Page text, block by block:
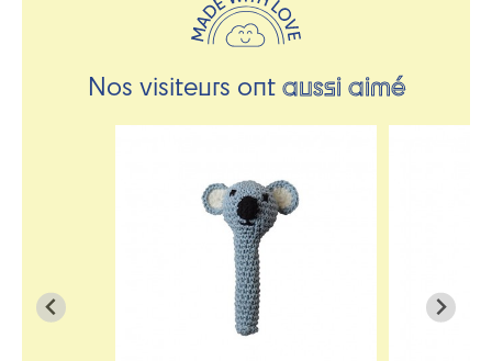
Nos visiteurs ontaussi aimé